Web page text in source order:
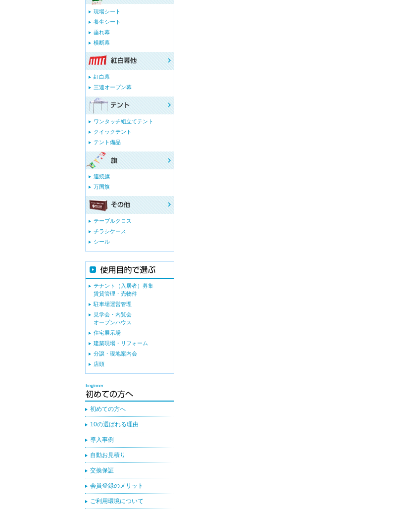
現場シート
養生シート
垂れ幕
横断幕
紅白幕
三連オープン幕
ワンタッチ組立てテント
クイックテント
テント備品
連続旗
万国旗
テーブルクロス
チラシケース
シール
テナント（入居者）募集
賃貸管理・売物件
駐車場運営管理
見学会・内覧会
オープンハウス
住宅展示場
建築現場・リフォーム
分譲・現地案内会
店頭
初めての方へ
10の選ばれる理由
導入事例
自動お見積り
交換保証
会員登録のメリット
ご利用環境について